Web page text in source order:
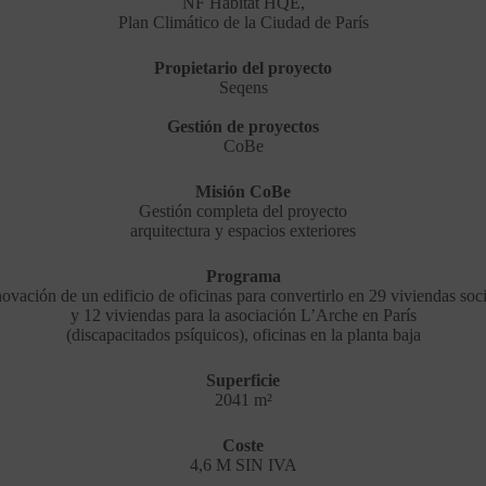
Plan Climático de la Ciudad de París
Propietario del proyecto
Seqens
Gestión de proyectos
CoBe
Misión CoBe
Gestión completa del proyecto
arquitectura y espacios exteriores
Programa
de un edificio de oficinas para convertirlo en 29 viviendas
y 12 viviendas para la asociación L’Arche en París
(discapacitados psíquicos), oficinas en la planta baja
Superficie
2041 m²
Coste
4,6 M SIN IVA